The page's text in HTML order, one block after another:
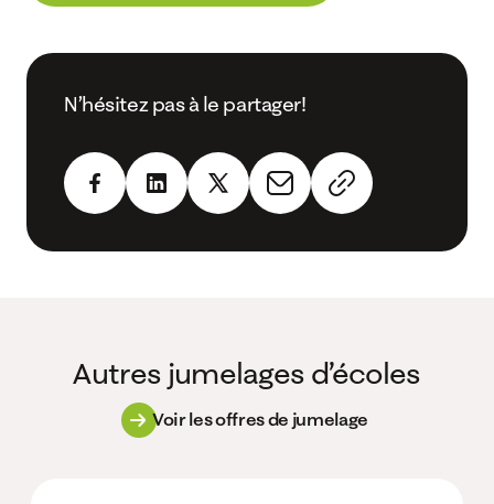
N’hésitez pas à le partager!
Autres jumelages d’écoles
Voir les offres de jumelage